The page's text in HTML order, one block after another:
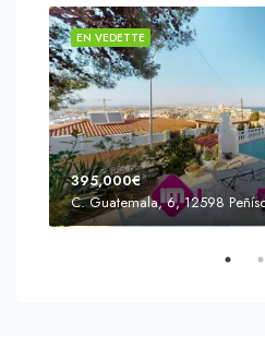
EN VEDETTE
395,000€